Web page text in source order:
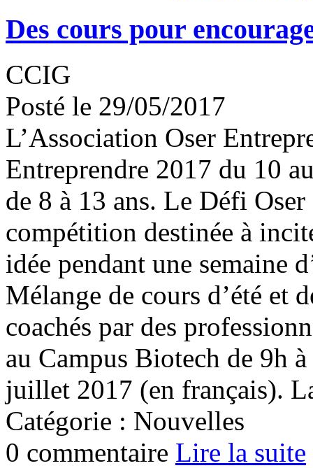
Des cours pour
CCIG
Posté le 29/05/2017
L’Association Oser
Entreprendre 2017 du 10
de 8 à 13 ans. Le Défi
compétition destinée à
idée pendant une semaine
Mélange de cours d’été et
coachés par des
au Campus Biotech de 9h
juillet 2017 (en français).
Catégorie : Nouvelles
0 commentaire Lire la suite